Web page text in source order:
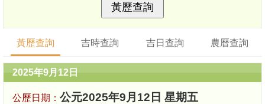
黃歷查詢 吉時查詢 吉日查詢 農曆查詢
2025年9月12日
公歷日期： 公元2025年9月12日 星期五